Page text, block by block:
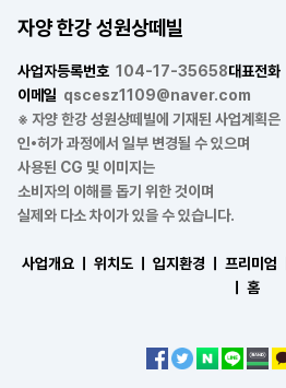
자양 한강 성원상떼빌
사업자등록번호 104-17-35658대표전화
이메일 qscesz1109@naver.com
※ 자양 한강 성원상떼빌에 기재된 사업계획은
인•허가 과정에서 일부 변경될 수 있으며
사용된 CG 및 이미지는
소비자의 이해를 돕기 위한 것이며
실제와 다소 차이가 있을 수 있습니다.
사업개요 ㅣ 위치도 ㅣ 입지환경 ㅣ 프리미엄 ㅣ
홈